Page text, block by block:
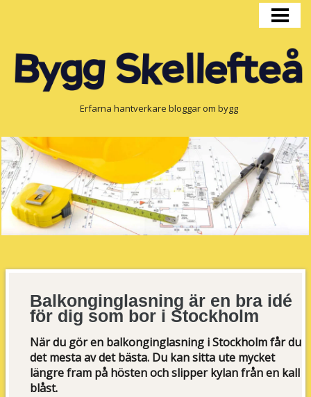
FÖNSTER
Erfarna hantverkare bloggar om bygg
Balkonginglasning är en bra idé
för dig som bor i Stockholm
När du gör en balkonginglasning i Stockholm får du
det mesta av det bästa. Du kan sitta ute mycket
längre fram på hösten och slipper kylan från en kall
blåst.